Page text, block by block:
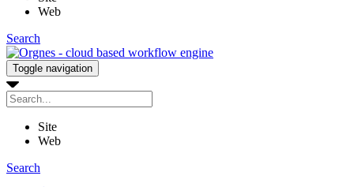
Web
Search
Toggle navigation
Site
Web
Search